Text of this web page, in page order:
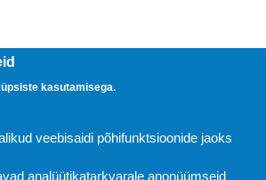
kasutamisega.
veebisaidi põhifunktsioonide jaoks
analüütikatarkvarale anonüümseid